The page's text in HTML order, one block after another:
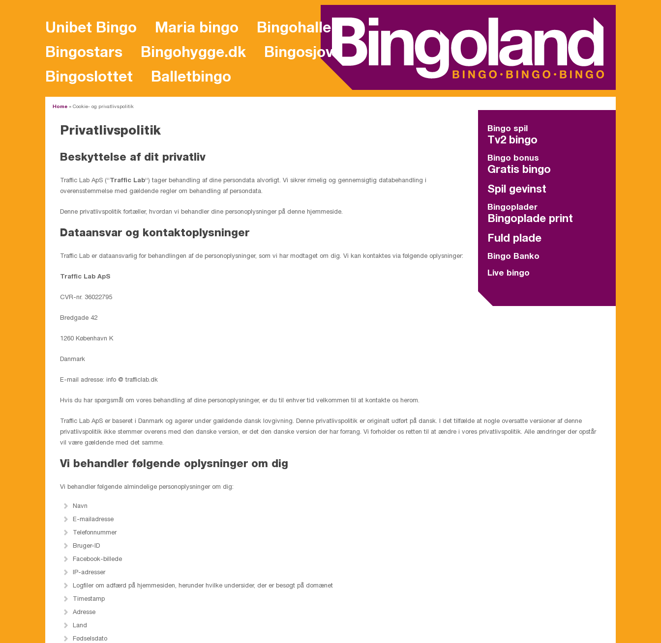
Unibet Bingo Maria bingo
Bingohallen
Bingostars
Bingohygge.dk
Bingosjov
Bingoslottet
Balletbingo
Home » Cookie- og privatlivspolitik
Bingo spil
Tv2 bingo
Bingo bonus
Gratis bingo
Spil gevinst
Bingoplader
Bingoplade print
Fuld plade
Bingo Banko
Live bingo
Privatlivspolitik
Beskyttelse af dit privatliv
Traffic Lab ApS (“Traffic Lab“) tager behandling af dine persondata alvorligt. Vi sikrer rimelig og gennemsigtig databehandling i
overensstemmelse med gældende regler om behandling af persondata.
Denne privatlivspolitik fortæller, hvordan vi behandler dine personoplysninger på denne hjemmeside.
Dataansvar og kontaktoplysninger
Traffic Lab er dataansvarlig for behandlingen af de personoplysninger, som vi har modtaget om dig. Vi kan kontaktes via følgende oplysninger:
Traffic Lab ApS
CVR-nr. 36022795
Bredgade 42
1260 København K
Danmark
E-mail adresse: info @ trafficlab.dk
Hvis du har spørgsmål om vores behandling af dine personoplysninger, er du til enhver tid velkommen til at kontakte os herom.
Traffic Lab ApS er baseret i Danmark og agerer under gældende dansk lovgivning. Denne privatlivspolitik er originalt udført på dansk. I det tilfælde at nogle oversatte versioner af denne
privatlivspolitik ikke stemmer overens med den danske version, er det den danske version der har forrang. Vi forholder os retten til at ændre i vores privatlivspolitik. Alle ændringer der opstår
vil være gældende med det samme.
Vi behandler følgende oplysninger om dig
Vi behandler følgende almindelige personoplysninger om dig:
Navn
E-mailadresse
Telefonnummer
Bruger-ID
Facebook-billede
IP-adresser
Logfiler om adfærd på hjemmesiden, herunder hvilke undersider, der er besøgt på domænet
Timestamp
Adresse
Land
Fødselsdato